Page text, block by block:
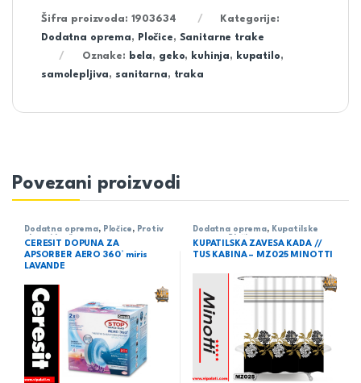
Šifra proizvoda: 1903634
Kategorije:
Dodatna oprema, Pločice, Sanitarne trake
Oznake:
bela, geko, kuhinja, kupatilo,
samolepljiva, sanitarna, traka
Povezani proizvodi
Dodatna oprema, Pločice , Protiv
CERESIT DOPUNA ZA
APSORBER AERO 360° miris
LAVANDE
Dodatna oprema, Kupatilske
KUPATILSKA ZAVESA KADA //
TUS KABINA – MZ025 MINOTTI